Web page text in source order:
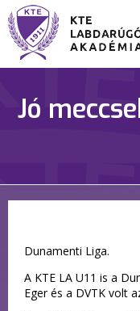
Jó
Dunamenti Liga.
A KTE LA U11 is a
Eger és a DVTK volt